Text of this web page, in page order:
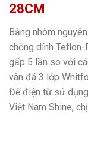
28CM
Bằng nhôm
chống dính
gấp 5 lần so với
vân đá 3 lớp
Đế điện từ sử
Việt Nam Shine,